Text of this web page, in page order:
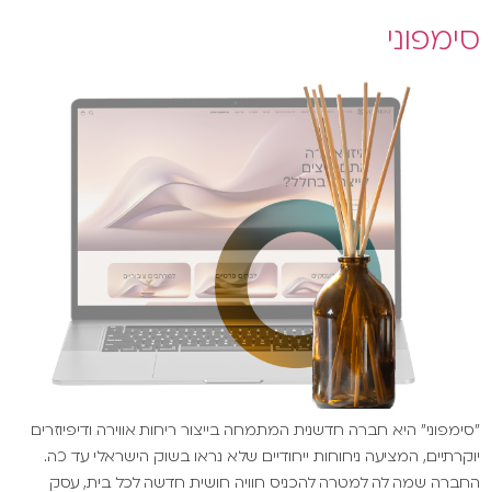
סימפוני
"סימפוני" היא חברה חדשנית המתמחה בייצור ריחות אווירה ודיפיוזרים
יוקרתיים, המציעה ניחוחות ייחודיים שלא נראו בשוק הישראלי עד כה.
החברה שמה לה למטרה להכניס חוויה חושית חדשה לכל בית, עסק